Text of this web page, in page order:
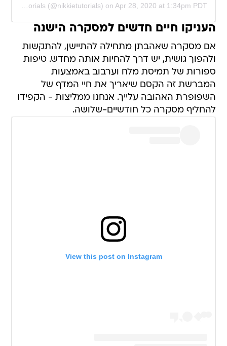
on Apr 28, 2020 at 1:34pm PDT
העניקו חיים חדשים למסקרה הישנה
אם מסקרה שאהבתן מתחילה להתיישן, להתקשות
ולהפוך גושית, יש דרך להחיות אותה מחדש. טיפות
ספורות של תמיסת מלח וערבוב באמצעות
המברשת זה הקסם שיאריך את חיי המדף של
השפופרת האהובה עלייך. אנחנו ממליצות - הקפידו
להחליף מסקרה כל חודשיים-שלושה.
View this post on Instagram